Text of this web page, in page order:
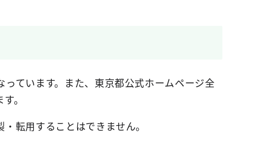
ています。また、東京都公式ホームページ全
。
転用することはできません。